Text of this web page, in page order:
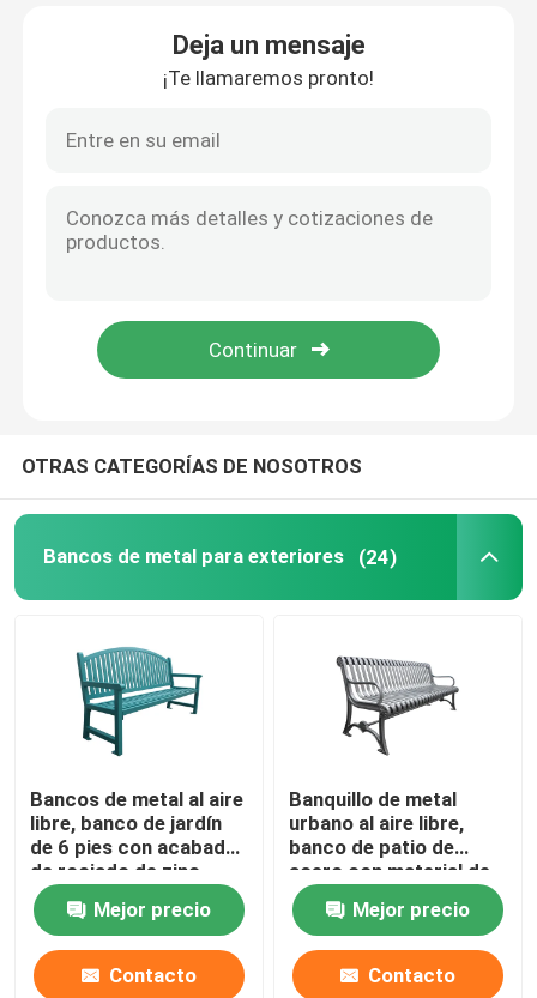
Recorrido por la fábrica
Control de calidad
Contacta con nosotros
Solicitar una cita
Bancos de plástico reciclado para exteriores
Mesas de picnic al aire libre
Bancos de mesa para exteriores
Bancos redondos de árboles
Contenedores de basura al aire libre
papeleras de reciclaje al aire libre
Deja un mensaje
¡Te llamaremos pronto!
OTRAS CATEGORÍAS DE NOSOTROS
Bancos de metal para exteriores (24)
Bancos de metal al aire
libre, banco de jardín
de 6 pies con acabado
de rociado de zinc.
Mejor precio
Contacto
Banquillo de metal
urbano al aire libre,
banco de patio de
acero con material de
hierro fundido de acero
suave Mejor precio
Contacto